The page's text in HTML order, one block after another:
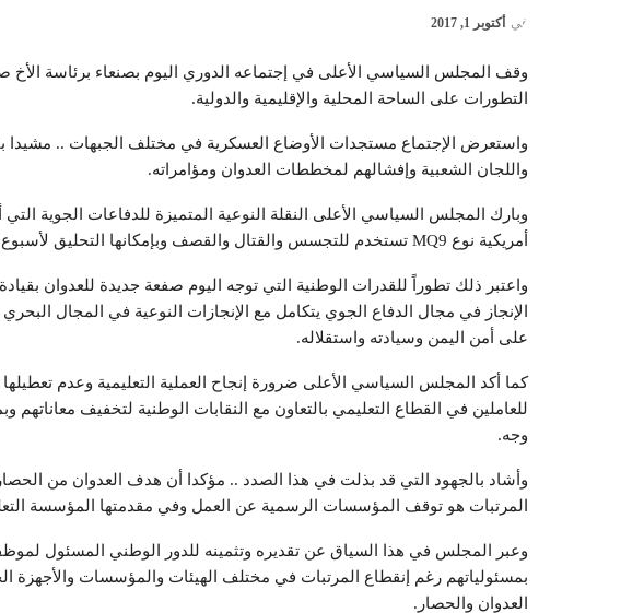
في أكتوبر 1, 2017
وقف المجلس السياسي الأعلى في إجتماعه الدوري اليوم بصنعاء برئاسة الأخ
التطورات على الساحة المحلية والإقليمية والدولية.
واستعرض الإجتماع مستجدات الأوضاع العسكرية في مختلف الجبهات .. مشيدا
واللجان الشعبية وإفشالهم لمخططات العدوان ومؤامراته.
وبارك المجلس السياسي الأعلى النقلة النوعية المتميزة للدفاعات الجوية
أمريكية نوع MQ9 تستخدم للتجسس والقتال والقصف وبإمكانها التحليق لأسبوع كامل ويبلغ طولها 11 مترا .
واعتبر ذلك تطوراً للقدرات الوطنية التي توجه اليوم صفعة جديدة للعدوان
الإنجاز في مجال الدفاع الجوي يتكامل مع الإنجازات النوعية في المجال
على أمن اليمن وسيادته واستقلاله.
كما أكد المجلس السياسي الأعلى ضرورة إنجاح العملية التعليمية وعدم
للعاملين في القطاع التعليمي بالتعاون مع النقابات الوطنية لتخفيف
وجه.
وأشاد بالجهود التي قد بذلت في هذا الصدد .. مؤكدا أن هدف العدوان من
المرتبات هو توقف المؤسسات الرسمية عن العمل وفي مقدمتها المؤسسة
وعبر المجلس في هذا السياق عن تقديره وتثمينه للدور الوطني المسئول لموظفي
بمسئولياتهم رغم إنقطاع المرتبات في مختلف الهيئات والمؤسسات والأجهزة
العدوان والحصار.